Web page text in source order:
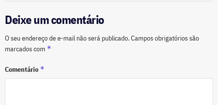
Deixe um comentário
O seu endereço de e-mail não será publicado.Campos obrigatórios são
marcados com *
Comentário *